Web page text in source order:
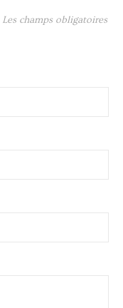
Les champs obligatoires